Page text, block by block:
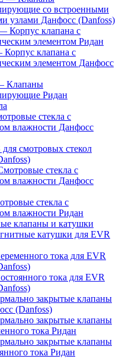
со встроенными
узлами Данфосс (Danfoss)
Корпус клапана с
элементом Ридан
клапана с
элементом Данфосс
Клапаны
Ридан
стекла с
влажности Данфосс
смотровых стекол
стекла с
влажности Данфосс
стекла с
влажности Ридан
клапаны и катушки
катушки для EVR
тока для EVR
тока для EVR
закрытые клапаны
(Danfoss)
закрытые клапаны
тока Ридан
закрытые клапаны
тока Ридан